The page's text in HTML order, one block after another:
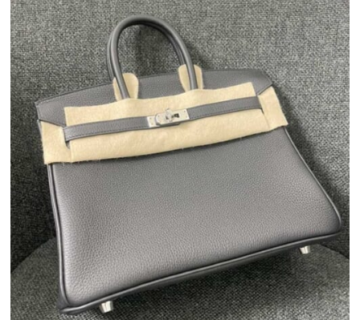
中野ブロードウェイ
宅配買取を申し込む
無料の宅配キットをお届けします